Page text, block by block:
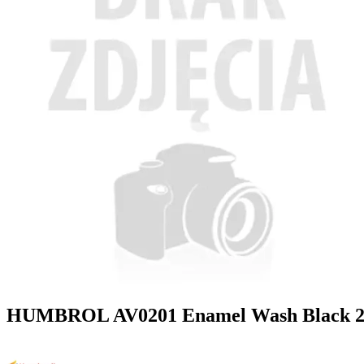
HUMBROL AV0201 Enamel Wash Black